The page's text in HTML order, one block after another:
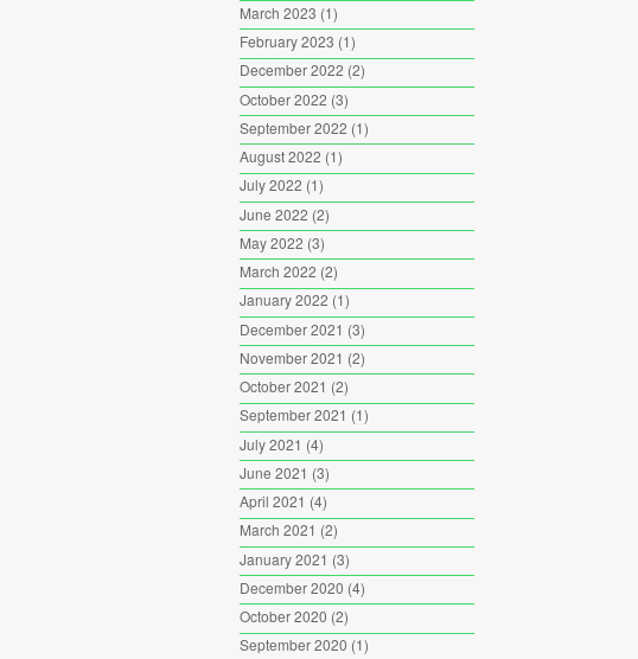
March 2023 (1)
February 2023 (1)
December 2022 (2)
October 2022 (3)
September 2022 (1)
August 2022 (1)
July 2022 (1)
June 2022 (2)
May 2022 (3)
March 2022 (2)
January 2022 (1)
December 2021 (3)
November 2021 (2)
October 2021 (2)
September 2021 (1)
July 2021 (4)
June 2021 (3)
April 2021 (4)
March 2021 (2)
January 2021 (3)
December 2020 (4)
October 2020 (2)
September 2020 (1)